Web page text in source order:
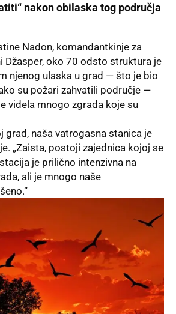
nakon obilaska tog područja
Nadon, komandantkinje za
Džasper, oko 70 odsto struktura je
njenog ulaska u grad — što je bio
su požari zahvatili područje —
videla mnogo zgrada koje su
grad, naša vatrogasna stanica je
„Zaista, postoji zajednica kojoj se
je prilično intenzivna na
ali je mnogo naše